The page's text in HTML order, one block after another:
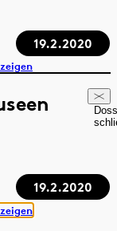
19.2.2020
19.2.2020